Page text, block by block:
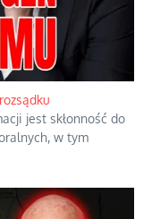
jest skłonność do
w tym